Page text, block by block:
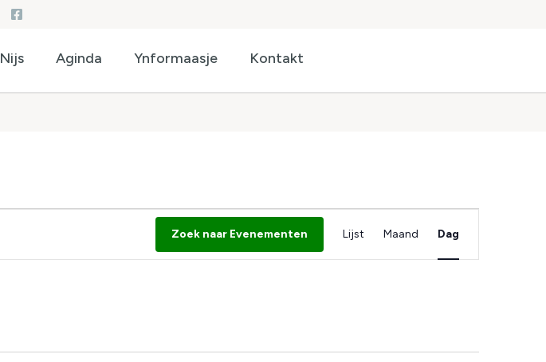
Nijs Aginda Ynformaasje Kontakt
Zoek naar Evenementen
weergaven
Lijst Maand Dag